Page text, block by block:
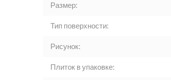
Размер:
Тип поверхности:
Рисунок:
Плиток в упаковке: